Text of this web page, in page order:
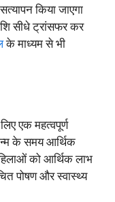
किया जाएगा
सीधे ट्रांसफर कर
के माध्यम से भी
एक महत्वपूर्ण
के समय आर्थिक
को आर्थिक लाभ
पोषण और स्वास्थ्य